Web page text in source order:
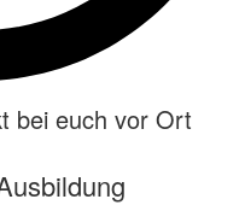
bei euch vor Ort